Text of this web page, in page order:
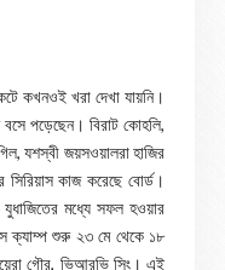
কখনওই খরা দেখা যায়নি।
পড়েছেন। বিরাট কোহলি,
যশস্বী জয়সওয়ালরা হাজির
কাজ করেছে বোর্ড।
মধ্যে সফল হওয়ার
ক্যাম্প শুরু ২৩ মে থেকে ১৮
গৌর, ভিআরভি সিং। এই